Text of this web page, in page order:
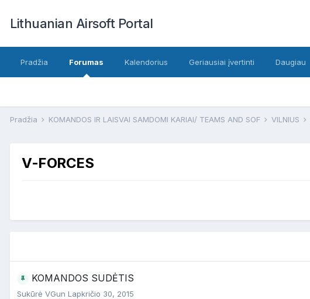
Lithuanian Airsoft Portal
Pradžia Forumas Kalendorius Geriausiai įvertinti Daugiau
Pradžia KOMANDOS IR LAISVAI SAMDOMI KARIAI/ TEAMS AND SOF VILNIUS
V-FORCES
KOMANDOS SUDĖTIS
Sukūrė VGun Lapkričio 30, 2015